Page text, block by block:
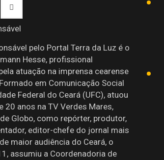
pelo Portal Terra da Luz é o
Hesse, profissional
atuação na imprensa cearense
em Comunicação Social
Federal do Ceará (UFC), atuou
20 anos na TV Verdes Mares,
Globo, como repórter, produtor,
editor-chefe do jornal mais
maior audiência do Ceará, o
assumiu a Coordenadoria de